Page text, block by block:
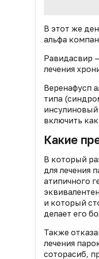
В этот же
альфа
Равидасвир
лечения
Веренафусп
типа
включить
Какие
В который
для лечения
атипичного
и который
делает его
Также
лечения
соторасиб,